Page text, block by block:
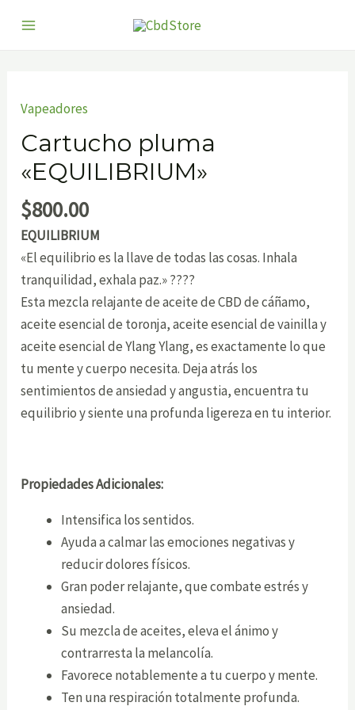
Main
Vapeadores
Cartucho pluma
«EQUILIBRIUM»
$800.00
EQUILIBRIUM
«El equilibrio es la llave de todas las cosas. Inhala
tranquilidad, exhala paz.» ????
Esta mezcla relajante de aceite de CBD de cáñamo,
aceite esencial de toronja, aceite esencial de vainilla y
aceite esencial de Ylang Ylang, es exactamente lo que
tu mente y cuerpo necesita. Deja atrás los
sentimientos de ansiedad y angustia, encuentra tu
equilibrio y siente una profunda ligereza en tu interior.
Propiedades Adicionales:
Intensifica los sentidos.
Ayuda a calmar las emociones negativas y
reducir dolores físicos.
Gran poder relajante, que combate estrés y
ansiedad.
Su mezcla de aceites, eleva el ánimo y
contrarresta la melancolía.
Favorece notablemente a tu cuerpo y mente.
Ten una respiración totalmente profunda.